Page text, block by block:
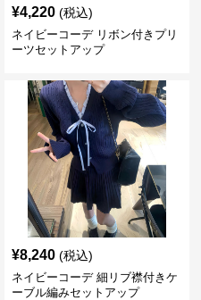
¥4,220 (税込)
ネイビーコーデ リボン付きプリ
ーツセットアップ
¥8,240 (税込)
ネイビーコーデ 細リブ襟付きケ
ーブル編みセットアップ